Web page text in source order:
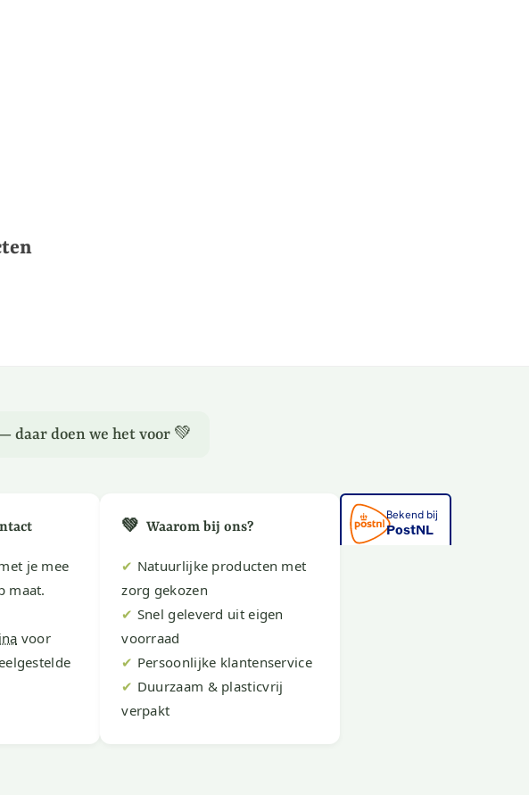
daar doen we het voor 💚
je mee
maat.
voor
💚 Waarom bij ons?
✔ Natuurlijke producten met
zorg gekozen
✔ Snel geleverd uit eigen
voorraad
✔ Persoonlijke klantenservice
✔ Duurzaam & plasticvrij
verpakt